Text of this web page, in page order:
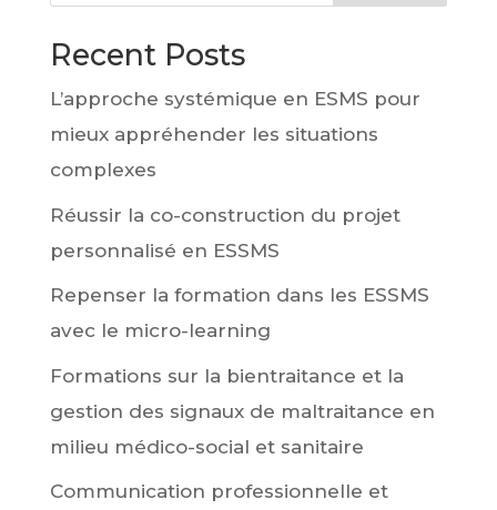
Recent Posts
L’approche systémique en ESMS pour
mieux appréhender les situations
complexes
Réussir la co-construction du projet
personnalisé en ESSMS
Repenser la formation dans les ESSMS
avec le micro-learning
Formations sur la bientraitance et la
gestion des signaux de maltraitance en
milieu médico-social et sanitaire
Communication professionnelle et